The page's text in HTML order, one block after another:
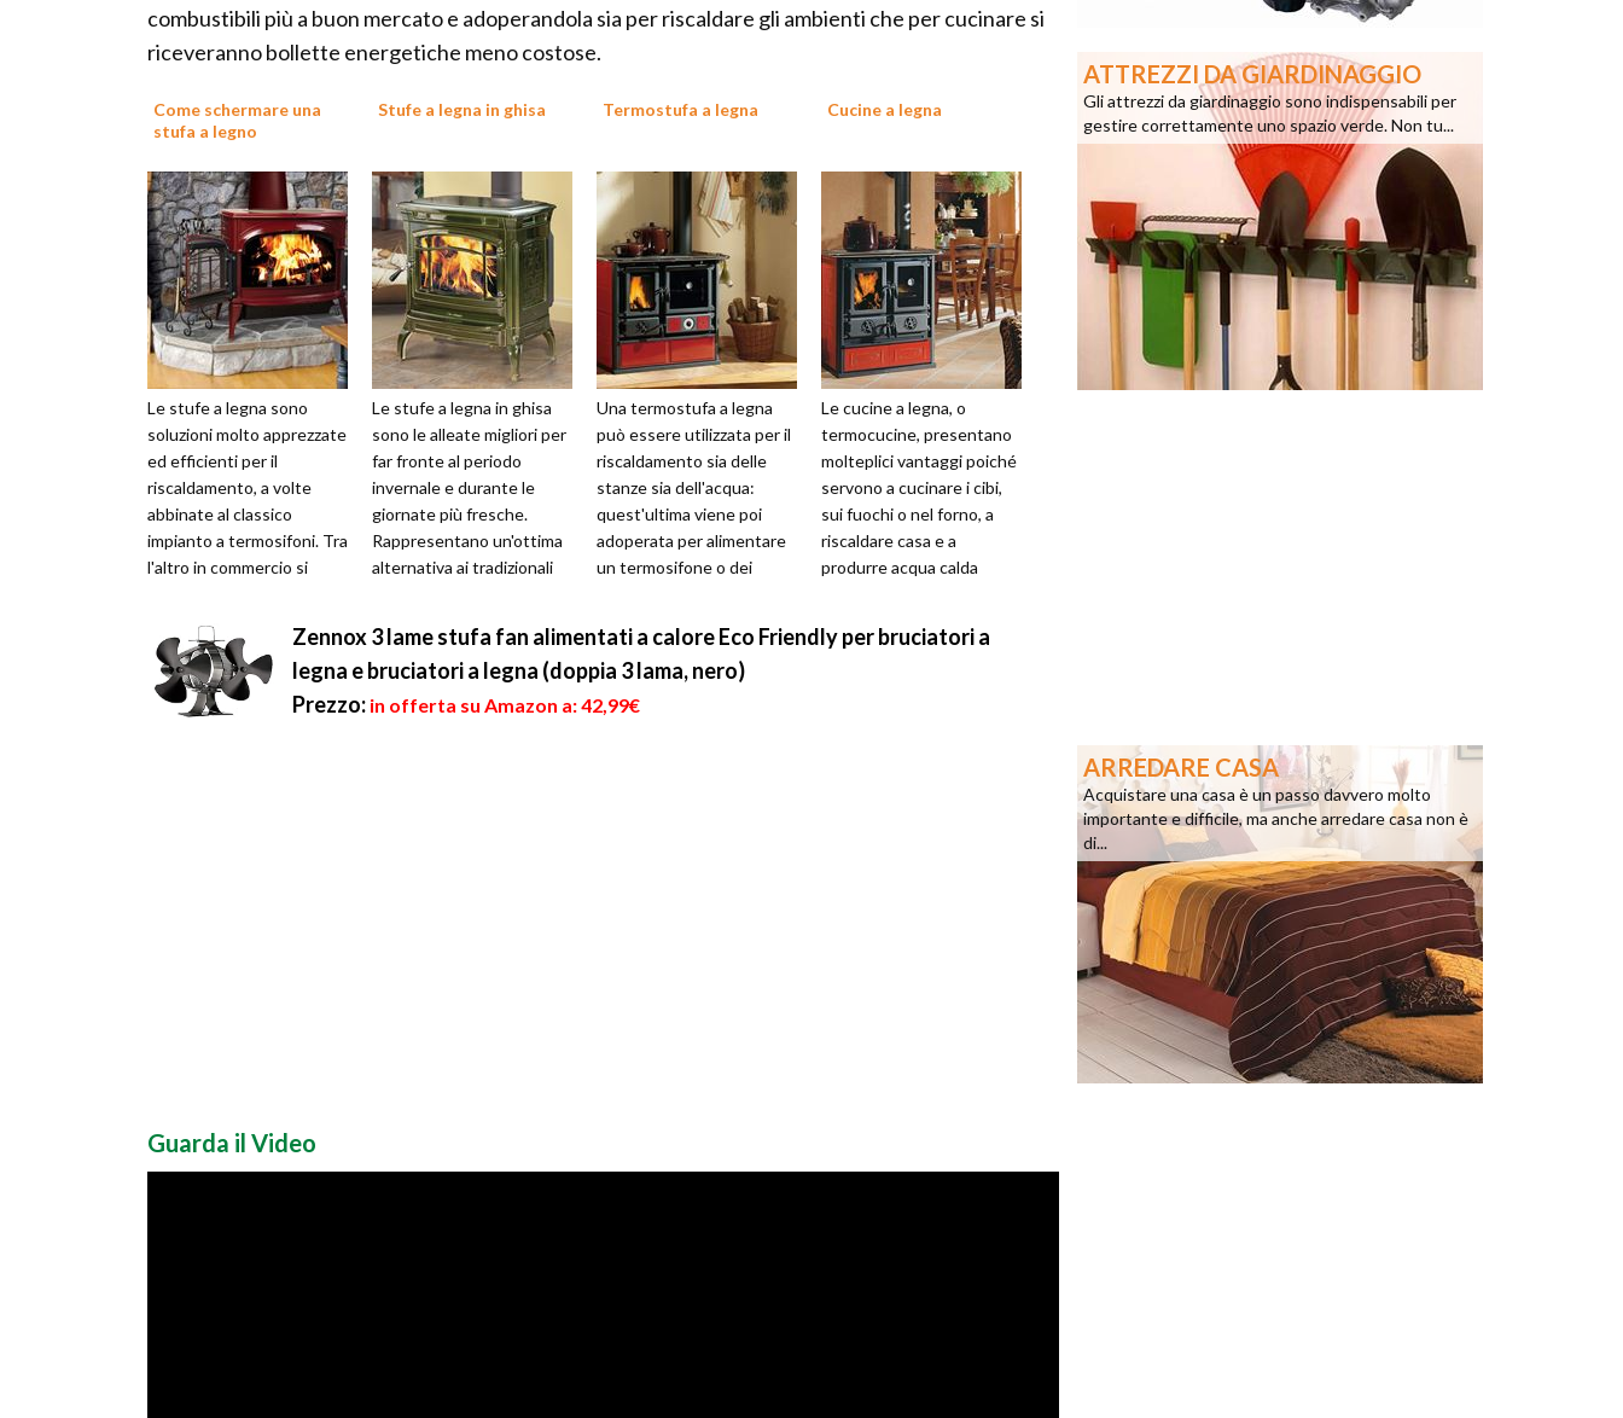
combustibili più a buon mercato e adoperandola sia per riscaldare gli ambienti che per cucinare si
riceveranno bollette energetiche meno costose.
Come schermare una
stufa a legno
Le stufe a legna sono
soluzioni molto apprezzate
ed efficienti per il
riscaldamento, a volte
abbinate al classico
impianto a termosifoni. Tra
l'altro in commercio si
Stufe a legna in ghisa
Le stufe a legna in ghisa
sono le alleate migliori per
far fronte al periodo
invernale e durante le
giornate più fresche.
Rappresentano un'ottima
alternativa ai tradizionali
Termostufa a legna
Una termostufa a legna
può essere utilizzata per il
riscaldamento sia delle
stanze sia dell'acqua:
quest'ultima viene poi
adoperata per alimentare
un termosifone o dei
Cucine a legna
Le cucine a legna, o
termocucine, presentano
molteplici vantaggi poiché
servono a cucinare i cibi,
sui fuochi o nel forno, a
riscaldare casa e a
produrre acqua calda
Zennox 3 lame stufa fan alimentati a calore Eco Friendly per bruciatori a
legna e bruciatori a legna (doppia 3 lama, nero)
Prezzo: in offerta su Amazon a: 42,99€
Guarda il Video
ATTREZZI DA GIARDINAGGIO
Gli attrezzi da giardinaggio sono indispensabili per
gestire correttamente uno spazio verde. Non tu...
ARREDARE CASA
Acquistare una casa è un passo davvero molto
importante e difficile, ma anche arredare casa non è
di...